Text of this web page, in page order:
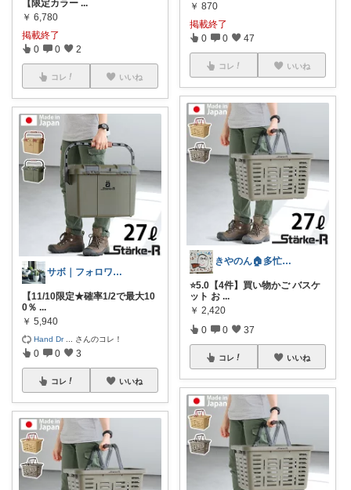
【限定カラー ...
￥ 6,780
掲載終了
0 0 2
コレ いいね
サボ｜フォロワーさんから購入してます😊
【11/10限定★確率1/2で最大10
0％ ...
￥ 5,940
Hand Dr さんのコレ！
0 0 3
コレ いいね
￥ 870
掲載終了
0 0 47
コレ いいね
きやのん🏠多忙によりｽﾛｰです🐢
⭐5.0【4件】買い物かご バスケ
ット お ...
￥ 2,420
0 0 37
コレ いいね